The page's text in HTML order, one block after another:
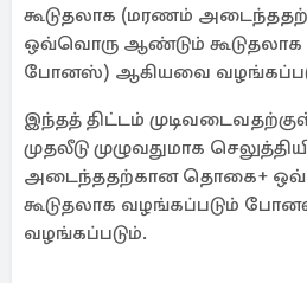
கூடுதலாக (மரணம்
ஒவ்வொரு ஆண்டும் கூடுதலாக
போனஸ்) ஆகியவை
இந்தத் திட்டம்
முதலீடு முழுவதுமாக
அடைந்ததற்கான தொகை+
கூடுதலாக வழங்கப்படும்
வழங்கப்படும்.